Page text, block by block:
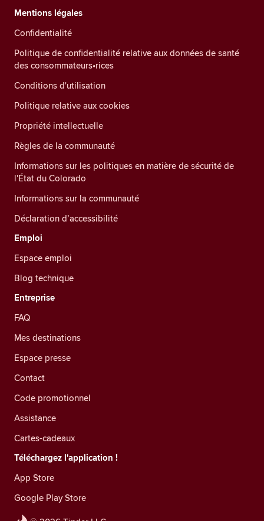
Mentions légales
Confidentialité
Politique de confidentialité relative aux données de santé
des consommateurs•rices
Conditions d'utilisation
Politique relative aux cookies
Propriété intellectuelle
Règles de la communauté
Informations sur les politiques en matière de sécurité de
l'État du Colorado
Informations sur la communauté
Déclaration d’accessibilité
Emploi
Espace emploi
Blog technique
Entreprise
FAQ
Mes destinations
Espace presse
Contact
Code promotionnel
Assistance
Cartes-cadeaux
Téléchargez l'application !
App Store
Google Play Store